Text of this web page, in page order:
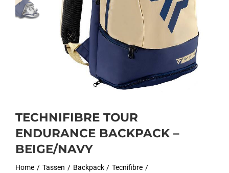
TECHNIFIBRE TOUR
ENDURANCE BACKPACK –
BEIGE/NAVY
Home Tassen Backpack
Tecnifibre